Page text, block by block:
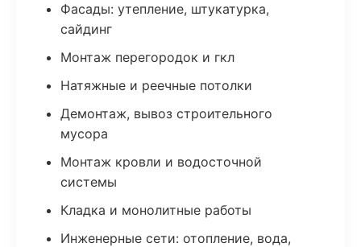
Фасады: утепление, штукатурка,
сайдинг
Монтаж перегородок и гкл
Натяжные и реечные потолки
Демонтаж, вывоз строительного
мусора
Монтаж кровли и водосточной
системы
Кладка и монолитные работы
Инженерные сети: отопление, вода,